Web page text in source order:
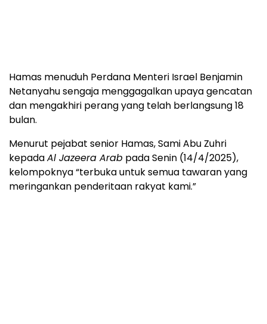
Hamas menuduh Perdana Menteri Israel Benjamin
Netanyahu sengaja menggagalkan upaya gencatan
dan mengakhiri perang yang telah berlangsung 18
bulan.
Menurut pejabat senior Hamas, Sami Abu Zuhri
kepadaAl Jazeera Arab pada Senin (14/4/2025),
kelompoknya “terbuka untuk semua tawaran yang
meringankan penderitaan rakyat kami.”